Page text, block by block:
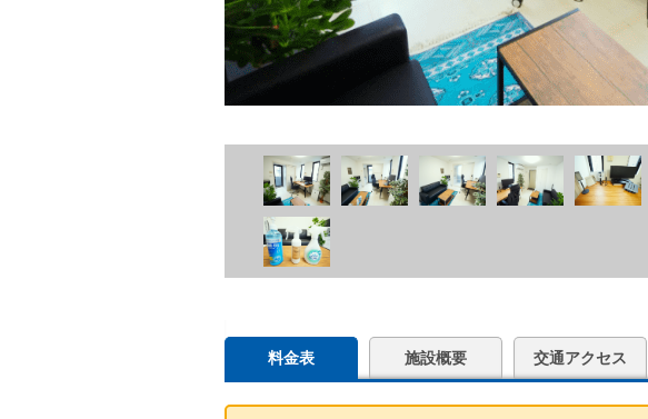
料金表 施設概要 交通アクセス